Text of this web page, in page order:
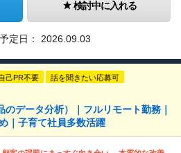
検討中に入れる
定日： 2026.09.03
己PR不要 話を聞きたい応募可
データ分析）｜フルリモート勤務｜
｜子育て社員多数活躍